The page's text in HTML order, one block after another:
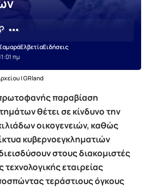
πμ
ΕλβετίαΕιδήσεις
| GRland
παραβίαση
θέτει σε κίνδυνο την
οικογενειών, καθώς
κυβερνοεγκληματιών
στους διακομιστές
τεχνολογικής εταιρείας
τεράστιους όγκους